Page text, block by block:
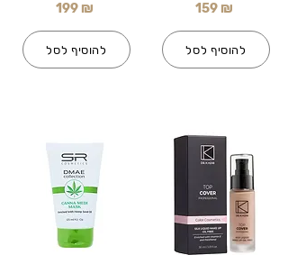
199 ₪
להוסיף לסל
159 ₪
להוסיף לסל